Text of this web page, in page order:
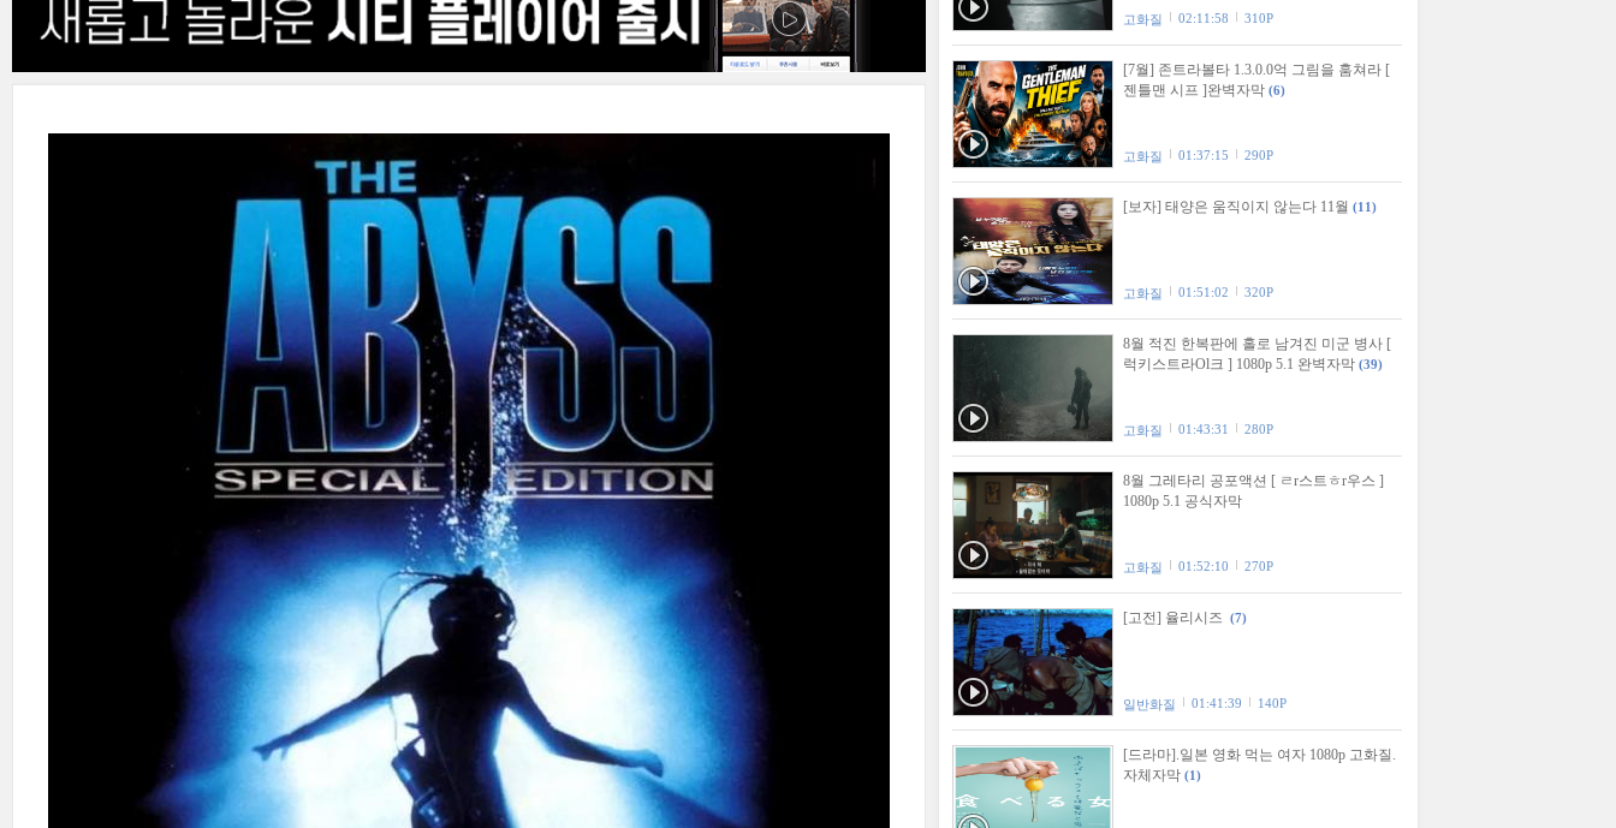
고화질 02:11:58 310P
[7월] 존트라볼타 1.3.0.0억 그림을 훔쳐라 [
젠틀맨 시프 ]완벽자막 (6)
고화질 01:37:15 290P
[보자] 태양은 움직이지 않는다 11월 (11)
고화질 01:51:02 320P
8월 적진 한복판에 홀로 남겨진 미군 병사 [
럭키스트라Ol크 ] 1080p 5.1 완벽자막 (39)
고화질 01:43:31 280P
8월 그레타리 공포액션 [ ㄹr스트ㅎr우스 ]
1080p 5.1 공식자막
고화질 01:52:10 270P
[고전] 율리시즈 (7)
일반화질 01:41:39 140P
[드라마].일본 영화 먹는 여자 1080p 고화질.
자체자막 (1)